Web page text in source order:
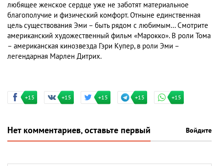
любящее женское сердце уже не заботят материальное
благополучие и физический комфорт. Отныне единственная
цель существования Эми – быть рядом с любимым… Смотрите
американский художественный фильм «Марокко». В роли Тома
– американская кинозвезда Гэри Купер, в роли Эми –
легендарная Марлен Дитрих.
+15 +15 +15 +15 +15
Нет комментариев, оставьте первый Войдите